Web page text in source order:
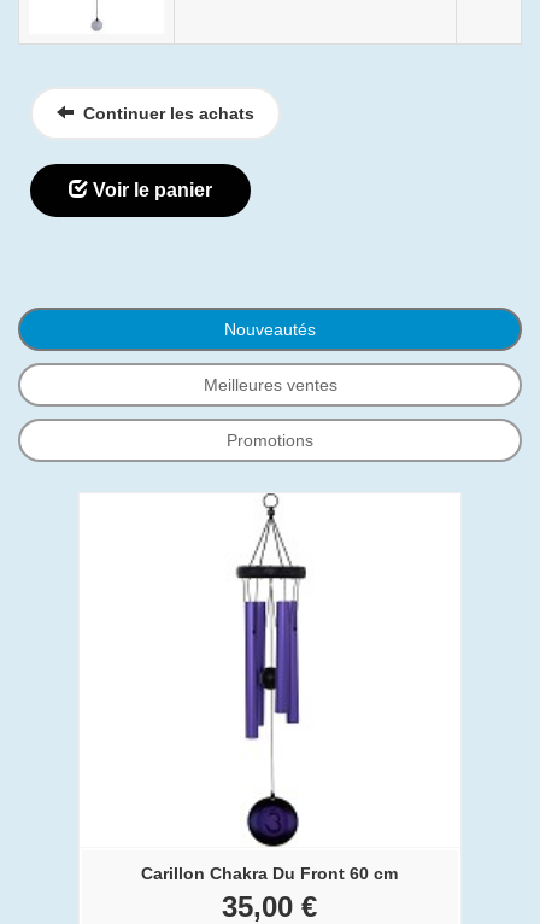
Continuer les achats
Voir le panier
Nouveautés
Meilleures ventes
Promotions
Carillon Chakra Du Front 60 cm
35,00 €